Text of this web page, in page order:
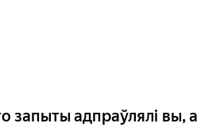
запыты адпраўлялі вы, а